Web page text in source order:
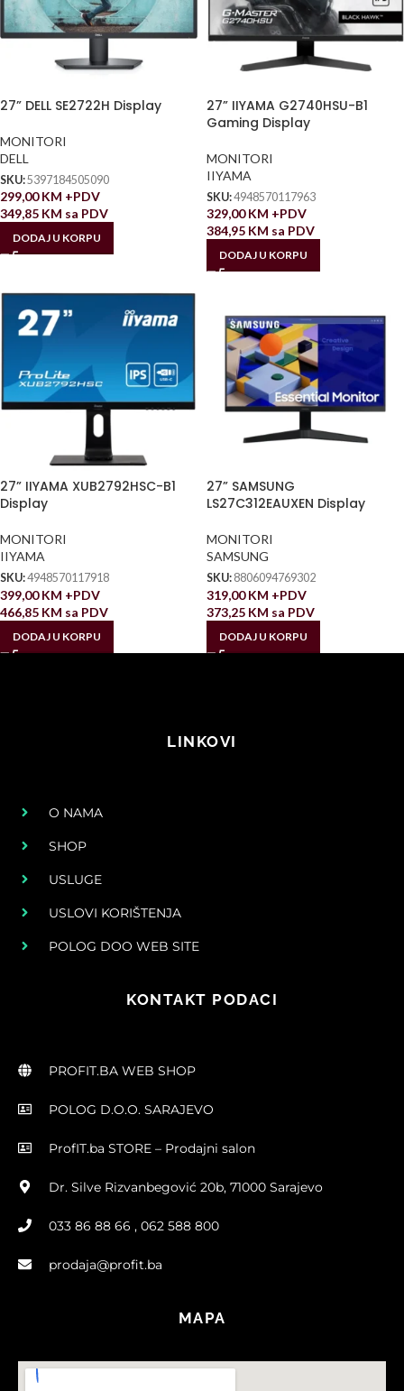
27” DELL SE2722H Display
MONITORI
DELL
SKU:5397184505090
299,00KM +PDV
349,85 KM sa PDV
DODAJ U KORPU
27” IIYAMA G2740HSU-B1
Gaming Display
MONITORI
IIYAMA
SKU:4948570117963
329,00KM +PDV
384,95 KM sa PDV
DODAJ U KORPU
27” IIYAMA XUB2792HSC-B1
Display
MONITORI
IIYAMA
SKU:4948570117918
399,00KM +PDV
466,85 KM sa PDV
DODAJ U KORPU
27” SAMSUNG
LS27C312EAUXEN Display
MONITORI
SAMSUNG
SKU: 8806094769302
319,00KM +PDV
373,25 KM sa PDV
DODAJ U KORPU
LINKOVI
O NAMA
SHOP
USLUGE
USLOVI KORIŠTENJA
POLOG DOO WEB SITE
KONTAKT PODACI
PROFIT.BA WEB SHOP
POLOG D.O.O. SARAJEVO
ProfIT.ba STORE – Prodajni salon
Dr. Silve Rizvanbegović 20b, 71000 Sarajevo
033 86 88 66 , 062 588 800
prodaja@profit.ba
MAPA